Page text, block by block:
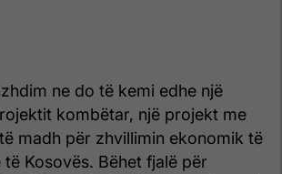
ne do të kemi edhe një
kombëtar, një projekt me
madh për zhvillimin ekonomik të
të Kosovës. Bëhet fjalë për